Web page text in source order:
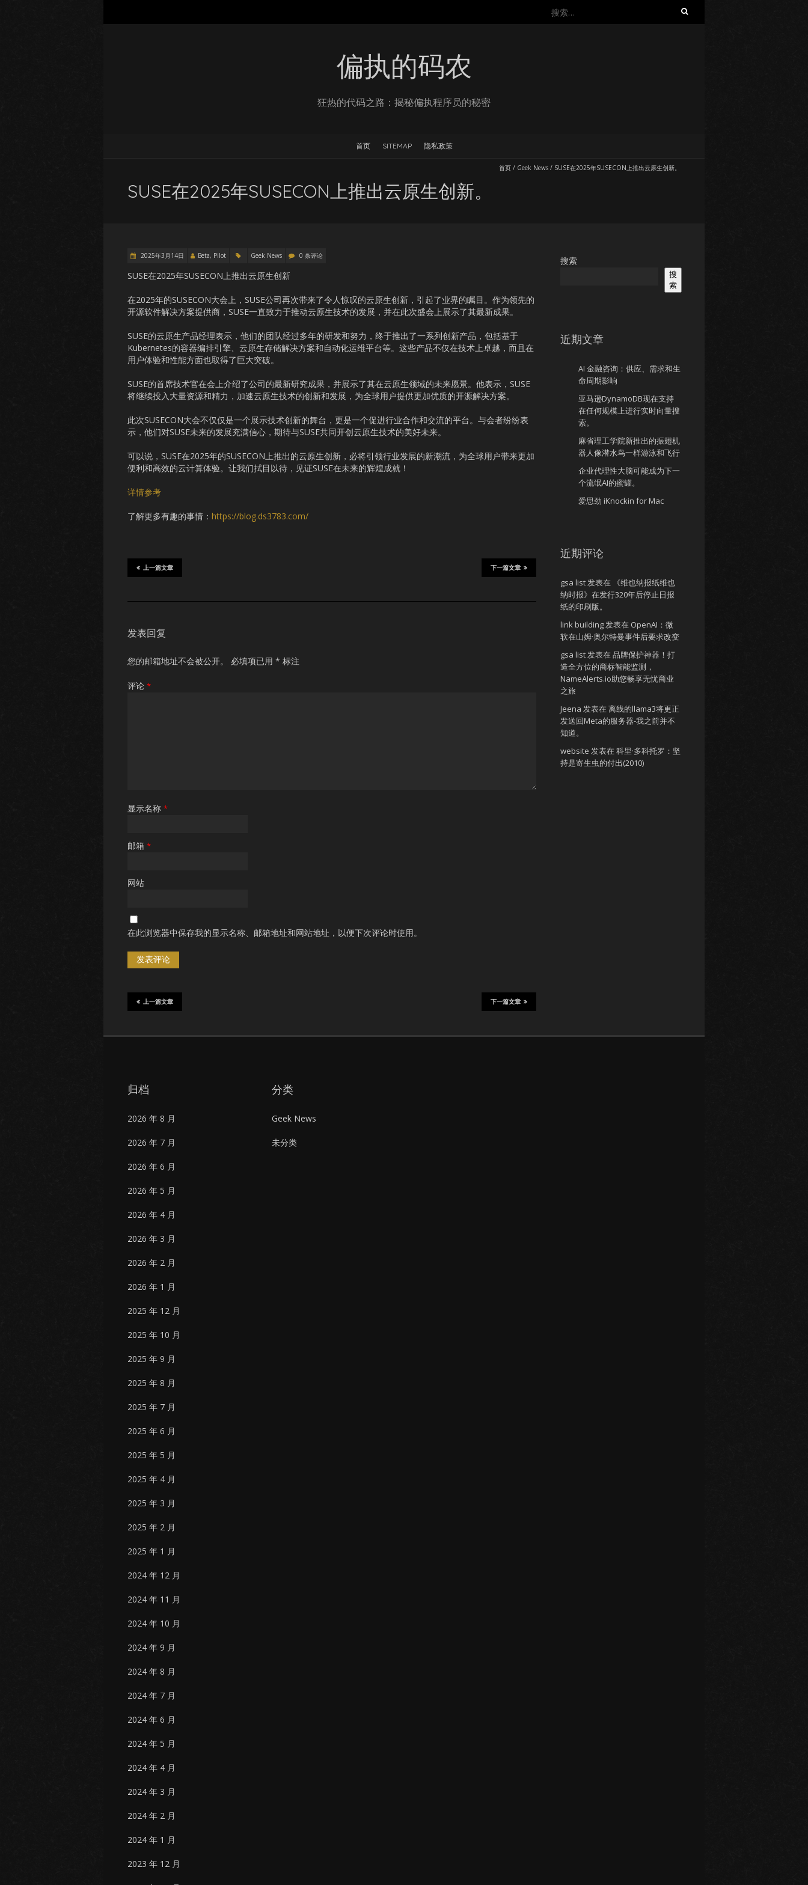
搜
偏执的码农
狂热的代码之路：揭秘偏执程序员的秘密
首页 SITEMAP 隐私政策
首页 / Geek News / SUSE在2025年SUSECON上推出云原生创新。
SUSE在2025年SUSECON上推出云原生创新。
2025年3月14日 Beta, Pilot Geek News 0 条评论
SUSE在2025年SUSECON上推出云原生创新
在2025年的SUSECON大会上，SUSE公司再次带来了令人惊叹的云原生创新，引起了业界的瞩目。作为领先的
开源软件解决方案提供商，SUSE一直致力于推动云原生技术的发展，并在此次盛会上展示了其最新成果。
SUSE的云原生产品经理表示，他们的团队经过多年的研发和努力，终于推出了一系列创新产品，包括基于
Kubernetes的容器编排引擎、云原生存储解决方案和自动化运维平台等。这些产品不仅在技术上卓越，而且在
用户体验和性能方面也取得了巨大突破。
SUSE的首席技术官在会上介绍了公司的最新研究成果，并展示了其在云原生领域的未来愿景。他表示，SUSE
将继续投入大量资源和精力，加速云原生技术的创新和发展，为全球用户提供更加优质的开源解决方案。
此次SUSECON大会不仅仅是一个展示技术创新的舞台，更是一个促进行业合作和交流的平台。与会者纷纷表
示，他们对SUSE未来的发展充满信心，期待与SUSE共同开创云原生技术的美好未来。
可以说，SUSE在2025年的SUSECON上推出的云原生创新，必将引领行业发展的新潮流，为全球用户带来更加
便利和高效的云计算体验。让我们拭目以待，见证SUSE在未来的辉煌成就！
详情参考
了解更多有趣的事情： https://blog.ds3783.com/
下一篇文章
上一篇文章
发表回复
您的邮箱地址不会被公开。 必填项已用 * 标注
评论 *
显示名称 *
邮箱 *
网站
在此浏览器中保存我的显示名称、邮箱地址和网站地址，以便下次评论时使用。
下一篇文章
上一篇文章
搜索
搜
索
近期文章
AI 金融咨询：供应、需求和生
命周期影响
亚马逊DynamoDB现在支持
在任何规模上进行实时向量搜
索。
麻省理工学院新推出的振翅机
器人像潜水鸟一样游泳和飞行
企业代理性大脑可能成为下一
个流氓AI的蜜罐。
爱思劲 iKnockin for Mac
近期评论
gsa list发表在
《维也纳报纸维也
纳时报》在发行320年后停止日报
纸的印刷版。
link building发表在 OpenAI：微
软在山姆·奥尔特曼事件后要求改变
gsa list发表在 品牌保护神器！打
造全方位的商标智能监测，
NameAlerts.io助您畅享无忧商业
之旅
Jeena 发表在 离线的llama3将更正
发送回Meta的服务器-我之前并不
知道。
website 发表在 科里·多科托罗：坚
持是寄生虫的付出(2010)
归档
2026 年 8 月
2026 年 7 月
2026 年 6 月
2026 年 5 月
2026 年 4 月
2026 年 3 月
2026 年 2 月
2026 年 1 月
2025 年 12 月
2025 年 10 月
2025 年 9 月
2025 年 8 月
2025 年 7 月
2025 年 6 月
2025 年 5 月
2025 年 4 月
2025 年 3 月
2025 年 2 月
2025 年 1 月
2024 年 12 月
2024 年 11 月
2024 年 10 月
2024 年 9 月
2024 年 8 月
2024 年 7 月
2024 年 6 月
2024 年 5 月
2024 年 4 月
2024 年 3 月
2024 年 2 月
2024 年 1 月
2023 年 12 月
分类
Geek News
未分类